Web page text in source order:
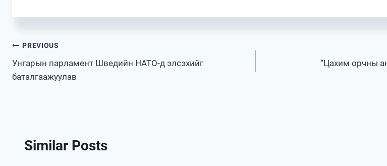
Post
navigation
PREVIOUS
Унгарын парламент Шведийн НАТО-д элсэхийг
баталгаажуулав
“Цахим орчны
Similar Posts